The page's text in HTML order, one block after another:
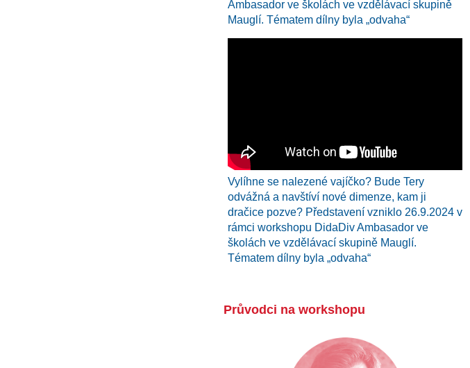
Ambasador ve školách ve vzdělávací skupině
Mauglí. Tématem dílny byla „odvaha“
Vylíhne se nalezené vajíčko? Bude Tery
odvážná a navštíví nové dimenze, kam ji
dračice pozve? Představení vzniklo 26.9.2024 v
rámci workshopu DidaDiv Ambasador ve
školách ve vzdělávací skupině Mauglí.
Tématem dílny byla „odvaha“
Průvodci na workshopu